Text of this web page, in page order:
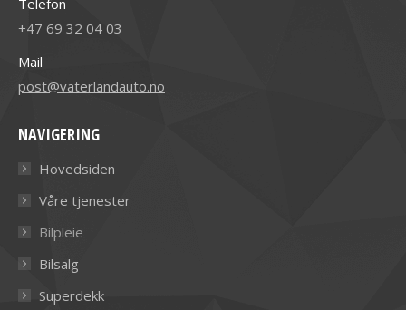
+47 69 32 04 03
Mail
post@vaterlandauto.no
NAVIGERING
Hovedsiden
Våre tjenester
Bilpleie
Bilsalg
Superdekk